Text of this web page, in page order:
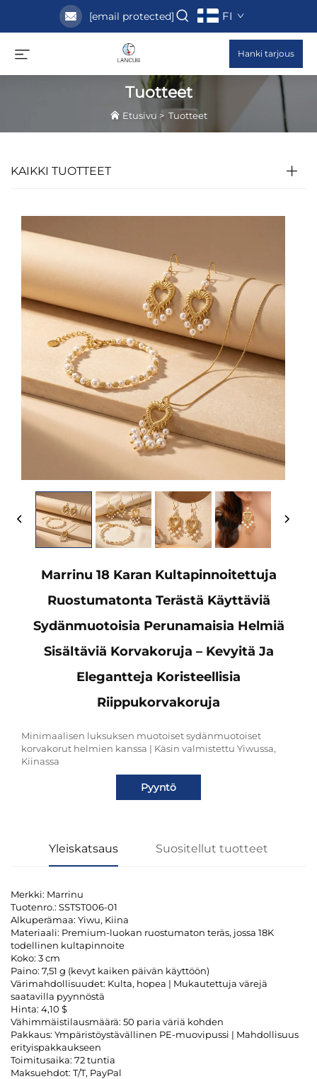
[email protected] FI
Hanki tarjous
Tuotteet
Etusivu> Tuotteet
KAIKKI TUOTTEET
Marrinu 18 Karan Kultapinnoitettuja
Ruostumatonta Terästä Käyttäviä
Sydänmuotoisia Perunamaisia Helmiä
Sisältäviä Korvakoruja – Kevyitä Ja
Elegantteja Koristeellisia
Riippukorvakoruja
Minimaalisen luksuksen muotoiset sydänmuotoiset
korvakorut helmien kanssa | Käsin valmistettu Yiwussa,
Kiinassa
Pyyntö
Yleiskatsaus Suositellut tuotteet
Merkki: Marrinu
Tuotenro.: SSTST006-01
Alkuperämaa: Yiwu, Kiina
Materiaali: Premium-luokan ruostumaton teräs, jossa 18K
todellinen kultapinnoite
Koko: 3 cm
Paino: 7,51 g (kevyt kaiken päivän käyttöön)
Värimahdollisuudet: Kulta, hopea | Mukautettuja värejä
saatavilla pyynnöstä
Hinta: 4,10 $
Vähimmäistilausmäärä: 50 paria väriä kohden
Pakkaus: Ympäristöystävällinen PE-muovipussi | Mahdollisuus
erityispakkaukseen
Toimitusaika: 72 tuntia
Maksuehdot: T/T, PayPal